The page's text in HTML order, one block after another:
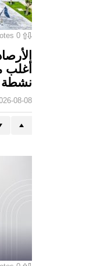
0
أغلب
نشطة
2026-08-08,